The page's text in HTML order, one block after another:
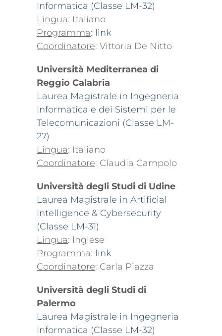
Informatica (Classe LM-32)
Lingua: Italiano
Programma: link
Coordinatore: Vittoria De Nitto
Università Mediterranea di
Reggio Calabria
Laurea Magistrale in Ingegneria
Informatica e dei Sistemi per le
Telecomunicazioni (Classe LM-
27)
Lingua: Italiano
Coordinatore: Claudia Campolo
Università degli Studi di Udine
Laurea Magistrale in Artificial
Intelligence & Cybersecurity
(Classe LM-31)
Lingua: Inglese
Programma: link
Coordinatore: Carla Piazza
Università degli Studi di
Palermo
Laurea Magistrale in Ingegneria
Informatica (Classe LM-32)